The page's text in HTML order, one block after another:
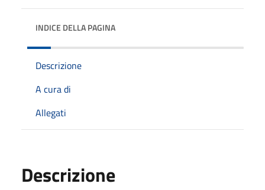
INDICE DELLA PAGINA
Descrizione
A cura di
Allegati
Descrizione